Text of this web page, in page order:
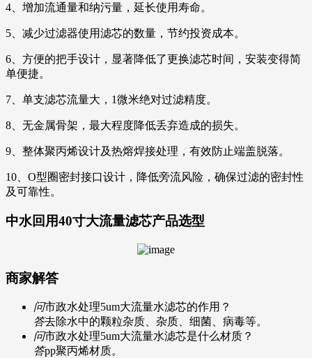
4、增加流通量和纳污量，延长使用寿命。
5、减少过滤器使用滤芯的数量，节约投资成本。
6、方便的把手设计，显著降低了更换滤芯时间，安装变得简
单便捷。
7、单支滤芯流量大，1微米绝对过滤精度。
8、无金属骨架，最大程度降低丢弃造成的损失。
9、整体聚丙烯设计及热熔焊接处理，有效防止端盖脱落。
10、O型圈密封接口设计，降低旁流风险，确保过滤的密封性
及可靠性。
中水回用40寸大流量滤芯产品选型
商家解答
问市政水处理5um大流量水滤芯的作用？
答去除水中的颗粒杂质、杂质、细菌、病毒等。
问市政水处理5um大流量水滤芯是什么材质？
答pp聚丙烯材质。